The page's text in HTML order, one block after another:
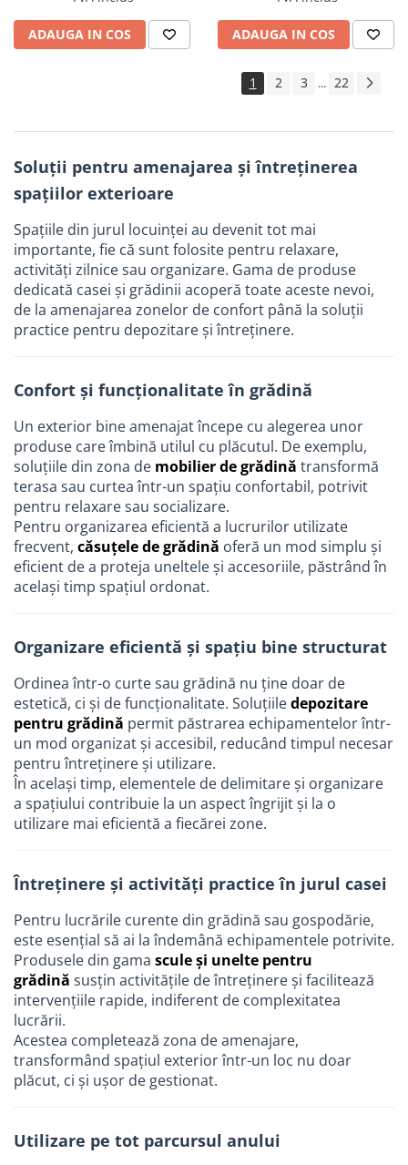
ADAUGA IN COS ADAUGA IN COS
1 2 3 ... 22
Soluții pentru amenajarea și întreținerea
spațiilor exterioare
Spațiile din jurul locuinței au devenit tot mai
importante, fie că sunt folosite pentru relaxare,
activități zilnice sau organizare. Gama de produse
dedicată casei și grădinii acoperă toate aceste nevoi,
de la amenajarea zonelor de confort până la soluții
practice pentru depozitare și întreținere.
Confort și funcționalitate în grădină
Un exterior bine amenajat începe cu alegerea unor
produse care îmbină utilul cu plăcutul. De exemplu,
soluțiile din zona de mobilier de grădină transformă
terasa sau curtea într-un spațiu confortabil, potrivit
pentru relaxare sau socializare.
Pentru organizarea eficientă a lucrurilor utilizate
frecvent, căsuțele de grădină oferă un mod simplu și
eficient de a proteja uneltele și accesoriile, păstrând în
același timp spațiul ordonat.
Organizare eficientă și spațiu bine structurat
Ordinea într-o curte sau grădină nu ține doar de
estetică, ci și de funcționalitate. Soluțiiledepozitare
pentru grădină permit păstrarea echipamentelor într-
un mod organizat și accesibil, reducând timpul necesar
pentru întreținere și utilizare.
În același timp, elementele de delimitare și organizare
a spațiului contribuie la un aspect îngrijit și la o
utilizare mai eficientă a fiecărei zone.
Întreținere și activități practice în jurul casei
Pentru lucrările curente din grădină sau gospodărie,
este esențial să ai la îndemână echipamentele potrivite.
Produsele din gama scule și unelte pentru
grădină susțin activitățile de întreținere și facilitează
intervențiile rapide, indiferent de complexitatea
lucrării.
Acestea completează zona de amenajare,
transformând spațiul exterior într-un loc nu doar
plăcut, ci și ușor de gestionat.
Utilizare pe tot parcursul anului